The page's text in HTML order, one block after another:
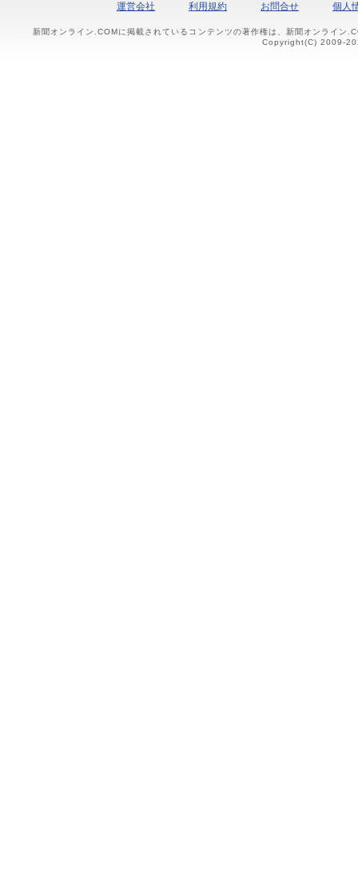
運営会社 利用規約 お問合せ 個人
新聞オンライン.COMに掲載されているコンテンツの著作権は、新聞オンライン
Copyright(C) 2009-